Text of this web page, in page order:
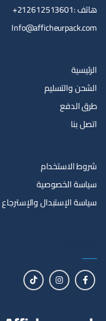
هاتف :212612513601+
Info@afficheurpack.com
الرئيسية
الشحن والتسليم
طرق الدفع
اتصل بنا
شروط الاستخدام
سياسة الخصوصية
سياسة الإستبدال والإسترجاع